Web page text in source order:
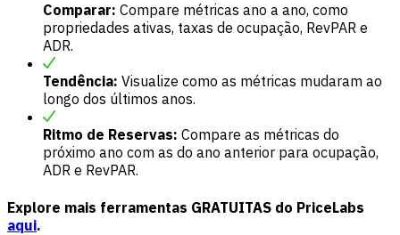
Comparar: Compare métricas ano a ano, como
propriedades ativas, taxas de ocupação, RevPAR e
ADR.
Tendência: Visualize como as métricas mudaram ao
longo dos últimos anos.
Ritmo de Reservas: Compare as métricas do
próximo ano com as do ano anterior para ocupação,
ADR e RevPAR.
Explore mais ferramentas GRATUITAS do PriceLabs
aqui.